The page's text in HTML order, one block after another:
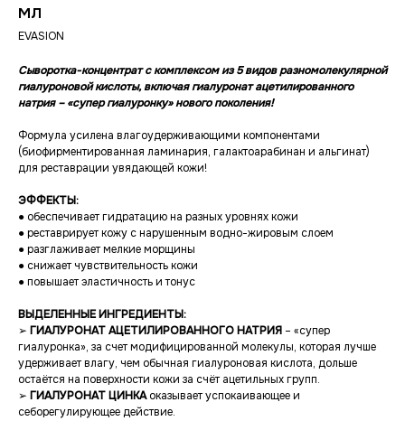
мл
EVASION
Сыворотка-концентрат с комплексом из 5 видов разномолекулярной
гиалуроновой кислоты, включая гиалуронат ацетилированного
натрия – «супер гиалуронку» нового поколения!
Формула усилена влагоудерживающими компонентами
(биофирментированная ламинария, галактоарабинан и альгинат)
для реставрации увядающей кожи!
ЭФФЕКТЫ:
● обеспечивает гидратацию на разных уровнях кожи
● реставрирует кожу с нарушенным водно-жировым слоем
● разглаживает мелкие морщины
● снижает чувствительность кожи
● повышает эластичность и тонус
ВЫДЕЛЕННЫЕ ИНГРЕДИЕНТЫ:
➢ ГИАЛУРОНАТ АЦЕТИЛИРОВАННОГО НАТРИЯ – «супер
гиалуронка», за счет модифицированной молекулы, которая лучше
удерживает влагу, чем обычная гиалуроновая кислота, дольше
остаётся на поверхности кожи за счёт ацетильных групп.
➢ ГИАЛУРОНАТ ЦИНКАоказывает успокаивающее и
себорегулирующее действие.